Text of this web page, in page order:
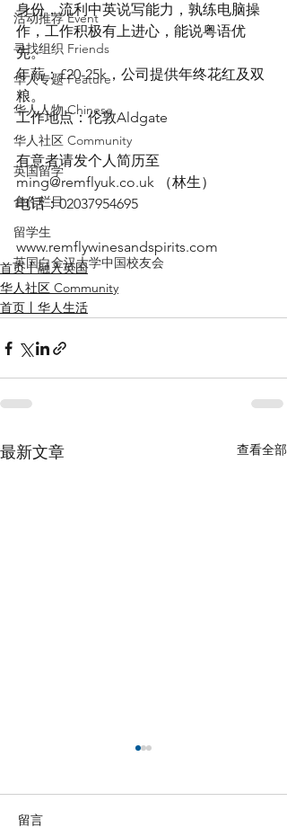
活动推荐 Event
寻找组织 Friends
华人专题 Feature
华人人物 Chinese
华人社区 Community
英国留学
合作栏目
留学生
英国白金汉大学中国校友会
身份，流利中英说写能力，孰练电脑操
作，工作积极有上进心，能说粤语优
先。
年薪：£20-25k，公司提供年终花红及双
粮。
工作地点：伦敦Aldgate
有意者请发个人简历至
ming@remflyuk.co.uk （林生）
电话：02037954695
www.remflywinesandspirits.com
首页丨融入英国
华人社区 Community
首页丨华人生活
最新文章 查看全部
留言